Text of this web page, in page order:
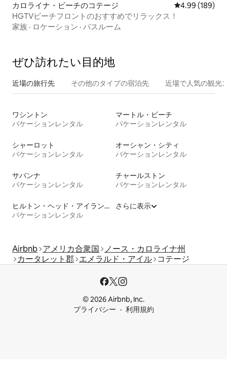
カロライナ・ビーチのコテージ レビュー189
4.99 (189)
HGTVビーチフロントのおすすめでリラックス！
家族 · ロケーション · バスルーム
ぜひ訪⁠れ⁠た⁠い目⁠的⁠地
近場の旅行先 その他のタ⁠イ⁠プ⁠の宿⁠泊⁠先 近場で人気の観光
ワシントン
バケーションレンタル
マートル・ビーチ
バケーションレンタル
シャーロット
バケーションレンタル
オーシャン・シティ
バケーションレンタル
サバンナ
バケーションレンタル
チャールストン
バケーションレンタル
ヒルトン・ヘッド・アイランド
バケーションレンタル
さらに表示
Airbnb アメリカ合衆国
ノース・カロライナ州
カータレット郡 エメラルド・アイル コテージ
© 2026 Airbnb, Inc.
プライバシー
利用規約